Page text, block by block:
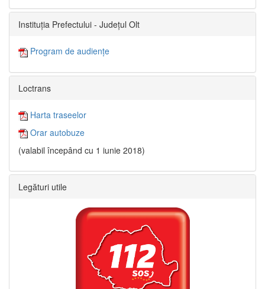
Instituția Prefectului - Județul Olt
Program de audiențe
Loctrans
Harta traseelor
Orar autobuze
(valabil începând cu 1 iunie 2018)
Legături utile